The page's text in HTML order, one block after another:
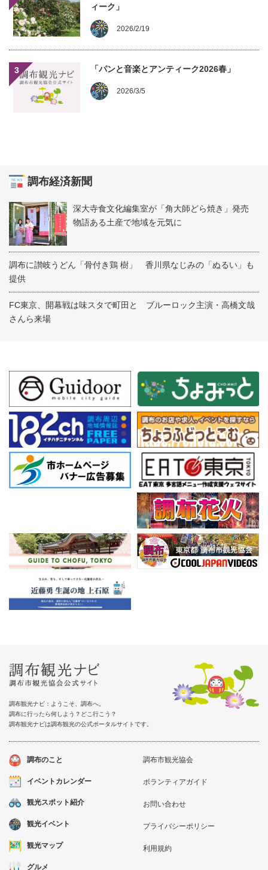
ィーク」
2026/2/19
3 「パンと音楽とアンティーク2026春」
2026/3/5
調布経済新聞
深大寺食文化編集室が「角大師どら焼き」発売
物語ある土産で地域を元気に
調布に讃岐うどん「骨付き鶏 樹」 香川県なじみの「ぬるい」も
提供
FC東京、開幕戦は味スタで町田と ブルーロック主演・高橋文哉
さんら来場
調布観光ナビ：ようこそ、調布へ。
調布に行ったら何しよう？どこ行こう？
調布観光ナビは調布観光の公式ポータルサイトです。
調布のこと
イベントカレンダー
観光スポット紹介
観光イベント
観光マップ
グルメ
調布市観光協会
ボランティアガイド
お問い合わせ
プライバシーポリシー
利用規約